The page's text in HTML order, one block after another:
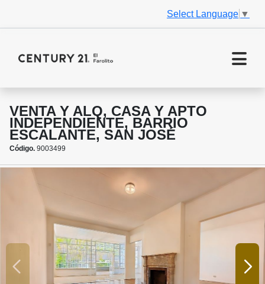
Select Language ▼
VENTA Y ALQ, CASA Y APTO
INDEPENDIENTE, BARRIO
ESCALANTE, SAN JOSÉ
Código. 9003499